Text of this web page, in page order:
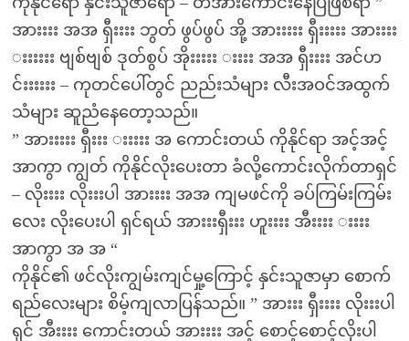
အားးးး အအ ရှီးးးး ဘွတ် ဖွပ်ဖွပ် အို့ အားးးးး ရှီးးးးး အားးးး
းးးးးး ဗျစ်ဗျစ် ဒုတ်စွပ် အိုးးးးး းးးး အအ ရှီးးးး အင်ဟ
င်းးးးးး – ကုတင်ပေါ်တွင် ညည်းသံများ လီးအဝင်အထွက်
သံများ ဆူညံနေတော့သည်။
” အားးးးး ရှီးးး းးးးး အ ကောင်းတယ် ကိုနိုင်ရာ အင့်အင့်
အာကွာ ကျွတ် ကိုနိုင်လိုးပေးတာ ခံလို့ကောင်းလိုက်တာရှင်
– လိုးးးး လိုးးးပါ အားးးး အအ ကျမဖင်ကို ခပ်ကြမ်းကြမ်း
လေး လိုးပေးပါ ရှင်ရယ် အားးးရှီးးး ဟူးးးး အီးးးး းးးး
အာကွာ အ အ “
ကိုနိုင်၏ ဖင်လိုးကျွမ်းကျင်မှု့ကြောင့် နှင်းသူဇာမှာ စောက်
ရည်လေးများ စိမ့်ကျလာပြန်သည်။ ” အားးး ရှီးးးး လိုးးးပါ
ရှင် အီးးးး ကောင်းတယ် အားးးး အင့် စောင့်စောင့်လိုးပါ